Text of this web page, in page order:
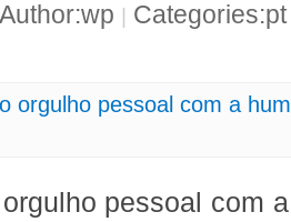
Author:wp
orgulho pessoal com a
pessoal com